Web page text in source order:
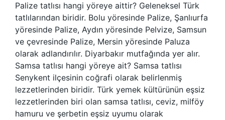
Palize tatlısı hangi yöreye aittir? Geleneksel Türk
tatlılarından biridir. Bolu yöresinde Palize, Şanlıurfa
yöresinde Palize, Aydın yöresinde Pelvize, Samsun
ve çevresinde Palize, Mersin yöresinde Paluza
olarak adlandırılır. Diyarbakır mutfağında yer alır.
Samsa tatlısı hangi yöreye ait? Samsa tatlısı
Senykent ilçesinin coğrafi olarak belirlenmiş
lezzetlerinden biridir. Türk yemek kültürünün eşsiz
lezzetlerinden biri olan samsa tatlısı, ceviz, milföy
hamuru ve şerbetin eşsiz uyumu olarak